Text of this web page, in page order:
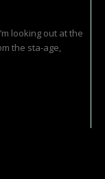
looking out at the
the sta-age,